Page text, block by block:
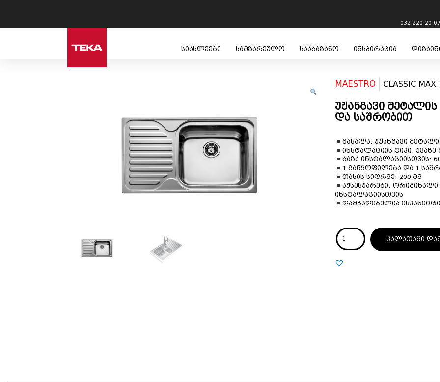
032 220 20 07
სიახლეები სამზარეულო სააბაზანო ინსპირაცია
MAESTRO CLASSIC MAX
უჟანგავი
და საშრობით
მასალა: უჟანგავი მეტალი
ინსტალაციის ტიპი:
ბაზა ინსტალაციისთვის:
1 განყოფილება და 1
თასის სიღრმე: 200 მმ
აქსესუარები:
ინსტალაციისთვის
დამზადებულია ესპანეთში
კალათაში